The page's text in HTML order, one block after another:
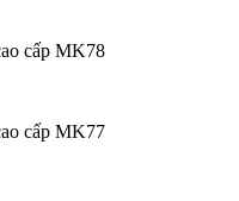
cấp MK78
cấp MK77